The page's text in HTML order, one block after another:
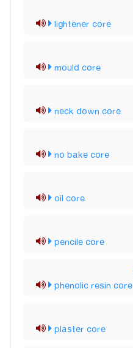
lightener core
mould core
neck down core
no bake core
oil core
pencile core
phenolic resin core
plaster core